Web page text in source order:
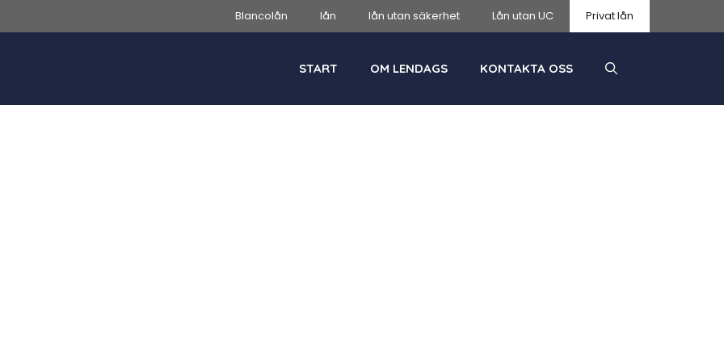
Blancolån lån lån utan säkerhet Lån utan UC Privat lån
START OM LENDAGS KONTAKTA OSS